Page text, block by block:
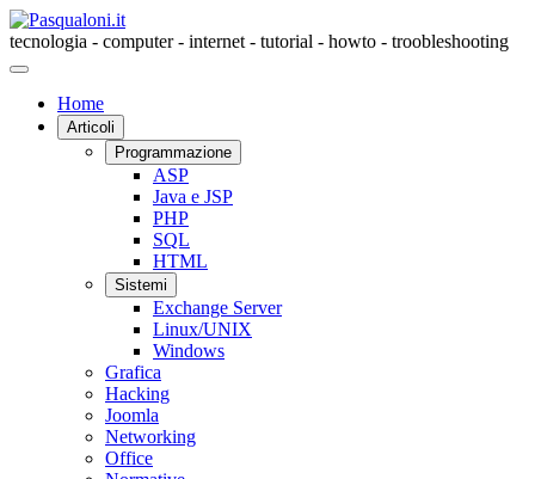
tecnologia - computer - internet - tutorial - howto - troobleshooting
Home
Articoli
Programmazione
ASP
Java e JSP
PHP
SQL
HTML
Sistemi
Exchange Server
Linux/UNIX
Windows
Grafica
Hacking
Joomla
Networking
Office